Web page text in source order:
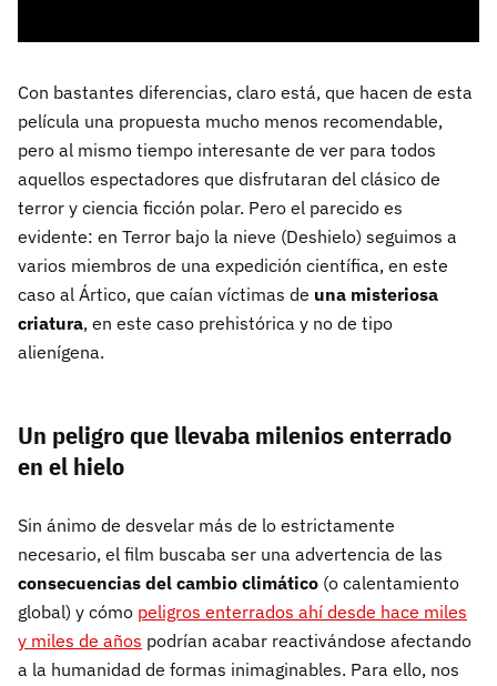
Con bastantes diferencias, claro está, que hacen de esta
película una propuesta mucho menos recomendable,
pero al mismo tiempo interesante de ver para todos
aquellos espectadores que disfrutaran del clásico de
terror y ciencia ficción polar. Pero el parecido es
evidente: en Terror bajo la nieve (Deshielo) seguimos a
varios miembros de una expedición científica, en este
caso al Ártico, que caían víctimas de una misteriosa
criatura, en este caso prehistórica y no de tipo
alienígena.
Un peligro que llevaba milenios enterrado
en el hielo
Sin ánimo de desvelar más de lo estrictamente
necesario, el film buscaba ser una advertencia de las
consecuencias del cambio climático (o calentamiento
global) y cómo peligros enterrados ahí desde hace miles
y miles de años podrían acabar reactivándose afectando
a la humanidad de formas inimaginables. Para ello, nos